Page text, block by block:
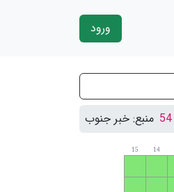
ورود
منبع: خبر جنوب
14
15